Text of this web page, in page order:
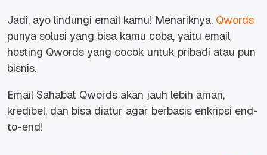
Jadi, ayo lindungi email kamu! Menariknya, Qwords
punya solusi yang bisa kamu coba, yaitu email
hosting Qwords yang cocok untuk pribadi atau pun
bisnis.
Email Sahabat Qwords akan jauh lebih aman,
kredibel, dan bisa diatur agar berbasis enkripsi end-
to-end!